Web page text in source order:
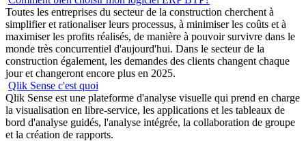
Toutes les entreprises du secteur de la construction cherchent à
simplifier et rationaliser leurs processus, à minimiser les coûts et à
maximiser les profits réalisés, de manière à pouvoir survivre dans le
monde très concurrentiel d'aujourd'hui. Dans le secteur de la
construction également, les demandes des clients changent chaque
jour et changeront encore plus en 2025.
Qlik Sense c'est quoi
Qlik Sense est une plateforme d'analyse visuelle qui prend en charge
la visualisation en libre-service, les applications et les tableaux de
bord d'analyse guidés, l'analyse intégrée, la collaboration de groupe
et la création de rapports.